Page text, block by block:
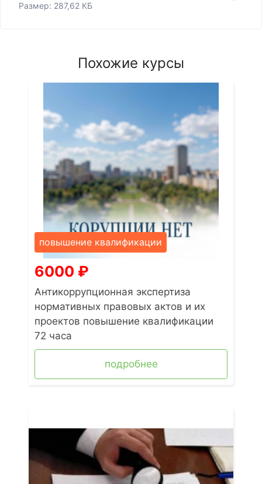
Размер: 287,62 КБ
Похожие курсы
повышение квалификации
6000 ₽
Антикоррупционная экспертиза
нормативных правовых актов и их
проектов повышение квалификации
72 часа
подробнее